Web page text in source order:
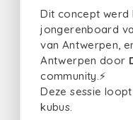
Dit concept
jongerenboard
van Antwerpen,
Antwerpen door
community.⚡
Deze sessie
kubus.